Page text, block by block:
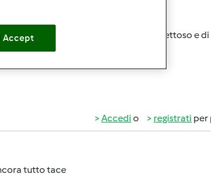
Spero pure io di non riceverlo difettoso e
Accedi o registrati per
tutto tace
Accept